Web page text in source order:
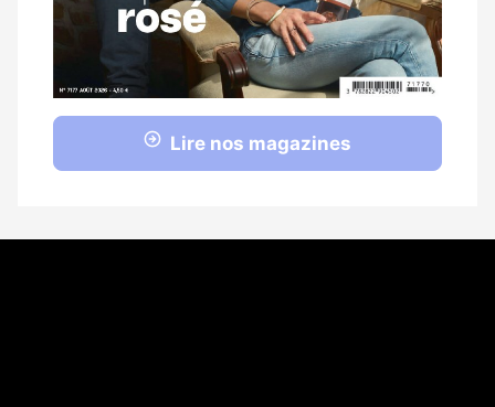
Lire nos magazines